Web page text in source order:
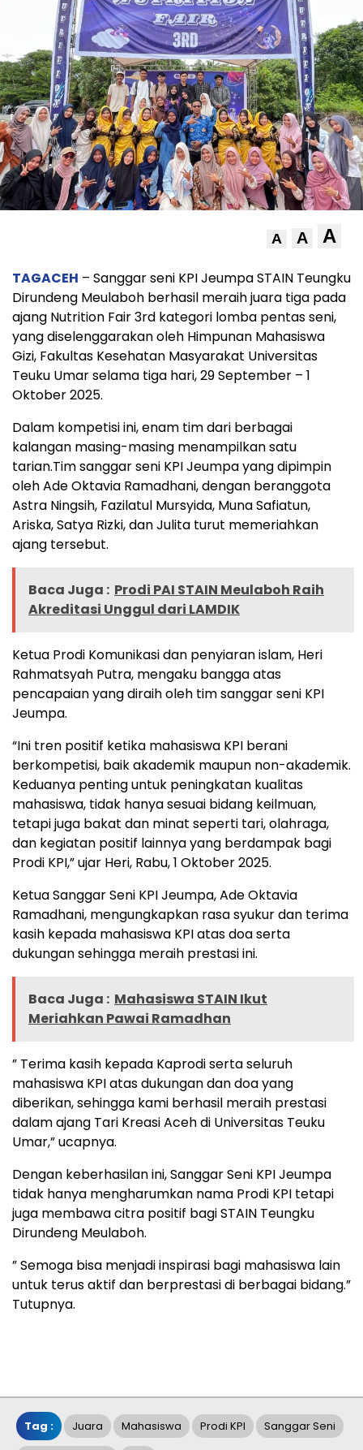
A A A
TAGACEH – Sanggar seni KPI Jeumpa STAIN Teungku
Dirundeng Meulaboh berhasil meraih juara tiga pada
ajang Nutrition Fair 3rd kategori lomba pentas seni,
yang diselenggarakan oleh Himpunan Mahasiswa
Gizi, Fakultas Kesehatan Masyarakat Universitas
Teuku Umar selama tiga hari, 29 September – 1
Oktober 2025.
Dalam kompetisi ini, enam tim dari berbagai
kalangan masing-masing menampilkan satu
tarian.Tim sanggar seni KPI Jeumpa yang dipimpin
oleh Ade Oktavia Ramadhani, dengan beranggota
Astra Ningsih, Fazilatul Mursyida, Muna Safiatun,
Ariska, Satya Rizki, dan Julita turut memeriahkan
ajang tersebut.
Baca Juga : Prodi PAI STAIN Meulaboh Raih
Akreditasi Unggul dari LAMDIK
Ketua Prodi Komunikasi dan penyiaran islam, Heri
Rahmatsyah Putra, mengaku bangga atas
pencapaian yang diraih oleh tim sanggar seni KPI
Jeumpa.
“Ini tren positif ketika mahasiswa KPI berani
berkompetisi, baik akademik maupun non-akademik.
Keduanya penting untuk peningkatan kualitas
mahasiswa, tidak hanya sesuai bidang keilmuan,
tetapi juga bakat dan minat seperti tari, olahraga,
dan kegiatan positif lainnya yang berdampak bagi
Prodi KPI,” ujar Heri, Rabu, 1 Oktober 2025.
Ketua Sanggar Seni KPI Jeumpa, Ade Oktavia
Ramadhani, mengungkapkan rasa syukur dan terima
kasih kepada mahasiswa KPI atas doa serta
dukungan sehingga meraih prestasi ini.
Baca Juga : Mahasiswa STAIN Ikut
Meriahkan Pawai Ramadhan
” Terima kasih kepada Kaprodi serta seluruh
mahasiswa KPI atas dukungan dan doa yang
diberikan, sehingga kami berhasil meraih prestasi
dalam ajang Tari Kreasi Aceh di Universitas Teuku
Umar,” ucapnya.
Dengan keberhasilan ini, Sanggar Seni KPI Jeumpa
tidak hanya mengharumkan nama Prodi KPI tetapi
juga membawa citra positif bagi STAIN Teungku
Dirundeng Meulaboh.
” Semoga bisa menjadi inspirasi bagi mahasiswa lain
untuk terus aktif dan berprestasi di berbagai bidang.”
Tutupnya.
Tag : Juara Mahasiswa Prodi KPI Sanggar Seni